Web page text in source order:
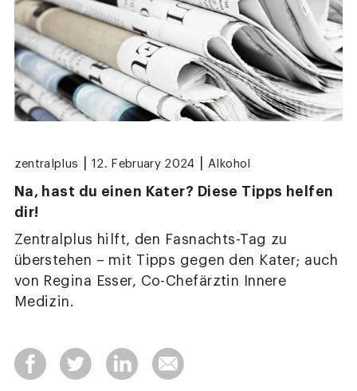
zentralplus 12. February 2024 Alkohol
Na, hast du einen Kater? Diese Tipps helfen
dir!
Zentralplus hilft, den Fasnachts-Tag zu
überstehen – mit Tipps gegen den Kater; auch
von Regina Esser, Co-Chefärztin Innere
Medizin.